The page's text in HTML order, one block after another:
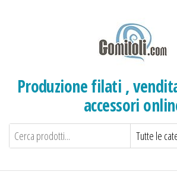
Produzione filati ,
accessori